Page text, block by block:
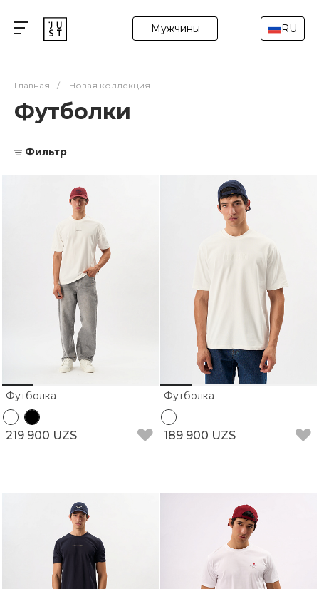
Мужчины RU
Главная / Новая коллекция
Футболки
Фильтр
Футболка
219 900 UZS
Футболка
189 900 UZS